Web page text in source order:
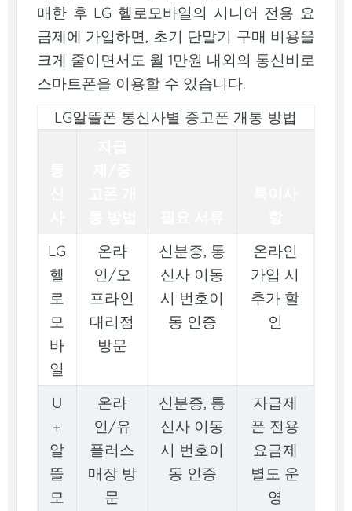
매한 후 LG 헬로모바일의 시니어 전용 요
금제에 가입하면, 초기 단말기 구매 비용을
크게 줄이면서도 월 1만원 내외의 통신비로
스마트폰을 이용할 수 있습니다.
LG알뜰폰 통신사별 중고폰 개통 방법
LG
헬
로
모
바
일
온라
인/오
프라인
대리점
방문
신분증, 통
신사 이동
시 번호이
동 인증
온라인
가입 시
추가 할
인
U
+
알
뜰
모
온라
인/유
플러스
매장 방
문
신분증, 통
신사 이동
시 번호이
동 인증
자급제
폰 전용
요금제
별도 운
영